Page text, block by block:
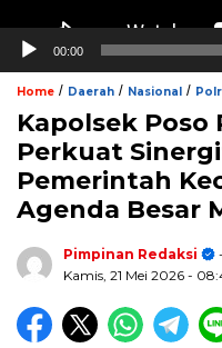
00:00
Home / Daerah / Nasional /
Kapolsek Poso
Perkuat
Pemerintah
Agenda Besar
Pimpinan Redaksi
Kamis, 21 Mei 2026 -